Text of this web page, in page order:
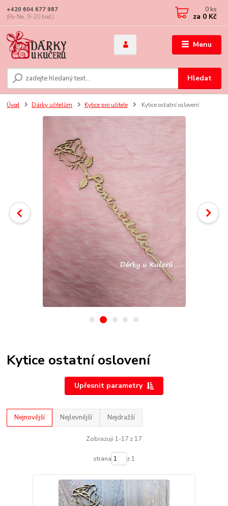
Menu
Hledat
+420 604 677 987
(Po-Ne, 9-20 hod.)
0 ks
za 0 Kč
Úvod Dárky učitelům Kytice pro učitele Kytice ostatní oslovení
Kytice ostatní oslovení
Upřesnit parametry
Nejnovější Nejlevnější Nejdražší
Zobrazuji 1-17 z 17
strana z 1